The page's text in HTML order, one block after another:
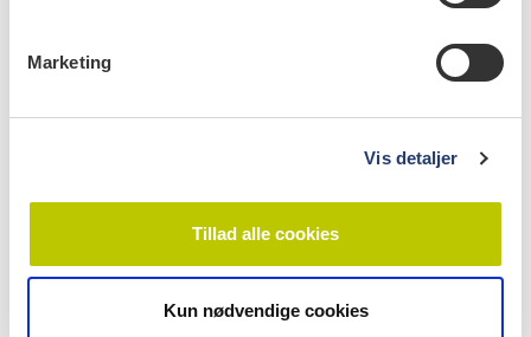
Marketing
Vis detaljer
Tillad alle cookies
Kun nødvendige cookies
Nogle leukoplakier rummer et potentiale for udvikling af
nogle tilfælde vælge atbortoperere leukoplakien, og i
andre tilfælde vil man kontrollere forandringerne
regelmæssigt. Ved candidainfektion bør behandles med
antimykotikum.
Uanset hvilken behandling der gennemføres, er